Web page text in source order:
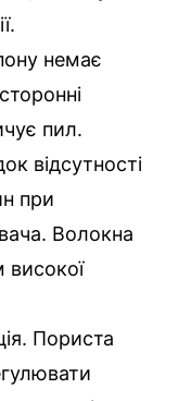
немає
пил.
відсутності
при
Волокна
високої
Пориста